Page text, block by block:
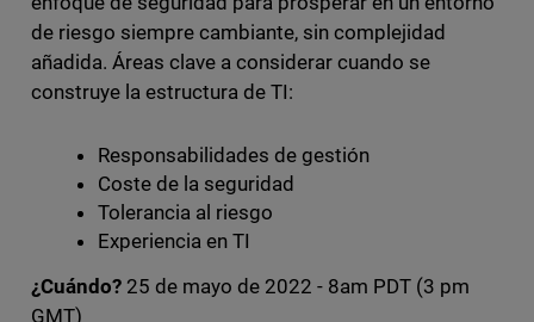
de riesgo siempre cambiante, sin complejidad
añadida. Áreas clave a considerar cuando se
construye la estructura de TI:
Responsabilidades de gestión
Coste de la seguridad
Tolerancia al riesgo
Experiencia en TI
¿Cuándo?25 de mayo de 2022 - 8am PDT (3 pm
GMT)